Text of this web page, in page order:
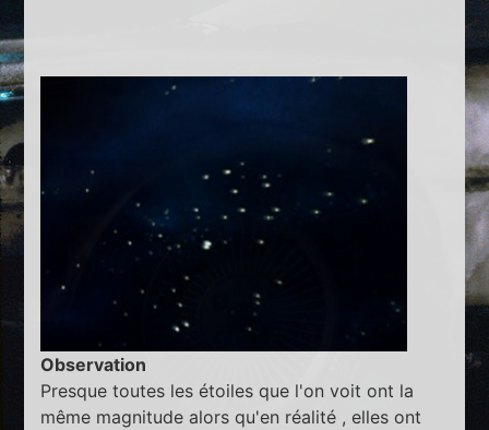
Observation
Presque toutes les étoiles que l'on voit ont la
même magnitude alors qu'en réalité , elles ont